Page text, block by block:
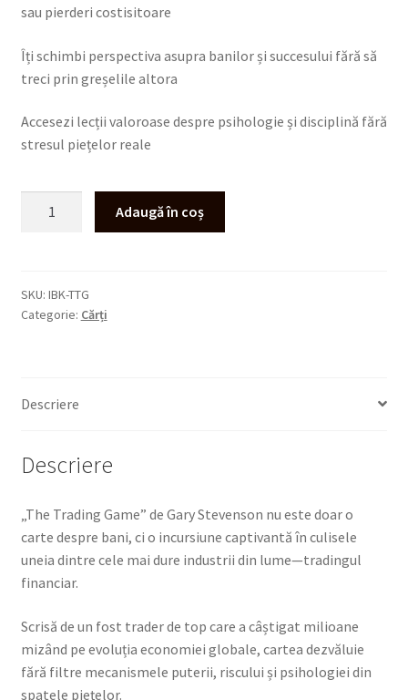
sau pierderi costisitoare
Îți schimbi perspectiva asupra banilor și succesului fără să
treci prin greșelile altora
Accesezi lecții valoroase despre psihologie și disciplină fără
stresul piețelor reale
Adaugă în coș
SKU: IBK-TTG
Categorie: Cărți
Descriere
Descriere
„The Trading Game” de Gary Stevenson nu este doar o
carte despre bani, ci o incursiune captivantă în culisele
uneia dintre cele mai dure industrii din lume—tradingul
financiar.
Scrisă de un fost trader de top care a câștigat milioane
mizând pe evoluția economiei globale, cartea dezvăluie
fără filtre mecanismele puterii, riscului și psihologiei din
spatele piețelor.